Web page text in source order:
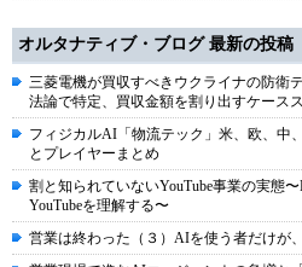
オルタナティブ・ブログ 最新の投稿
三菱電機が買収すべきウクライナの防衛
法論で特定、買収金額を割り出すケース
フィジカルAI「物流テック」米、欧、中
とプレイヤーまとめ
割と知られていないYouTube事業の実態
YouTubeを理解する〜
営業は終わった（３）AIを使う者だけが